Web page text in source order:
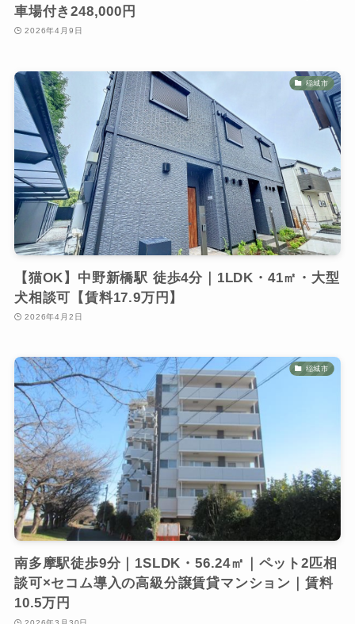
車場付き248,000円
2026年4月9日
稲城市
【猫OK】中野新橋駅 徒歩4分｜1LDK・41㎡・大型
犬相談可【賃料17.9万円】
2026年4月2日
稲城市
南多摩駅徒歩9分｜1SLDK・56.24㎡｜ペット2匹相
談可×セコム導入の高級分譲賃貸マンション｜賃料
10.5万円